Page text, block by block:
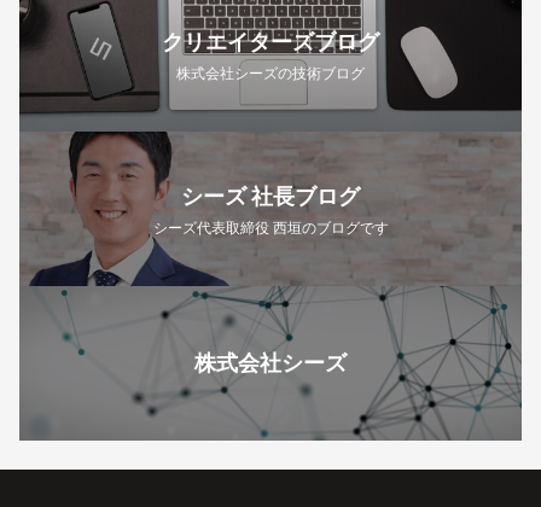
クリエイターズブログ
株式会社シーズの技術ブログ
シーズ 社長ブログ
シーズ代表取締役 西垣のブログです
株式会社シーズ